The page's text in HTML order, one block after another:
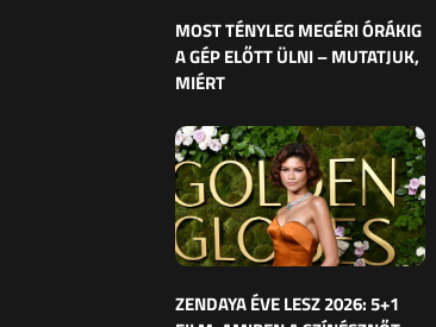
MOST TÉNYLEG MEGÉRI ÓRÁKIG
A GÉP ELŐTT ÜLNI – MUTATJUK,
MIÉRT
ZENDAYA ÉVE LESZ 2026: 5+1